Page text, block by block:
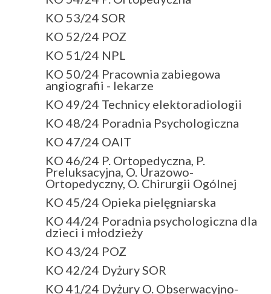
KO 53/24 SOR
KO 52/24 POZ
KO 51/24 NPL
KO 50/24 Pracownia zabiegowa
angiografii - lekarze
KO 49/24 Technicy elektoradiologii
KO 48/24 Poradnia Psychologiczna
KO 47/24 OAIT
KO 46/24 P. Ortopedyczna, P.
Preluksacyjna, O. Urazowo-
Ortopedyczny, O. Chirurgii Ogólnej
KO 45/24 Opieka pielęgniarska
KO 44/24 Poradnia psychologiczna dla
dzieci i młodzieży
KO 43/24 POZ
KO 42/24 Dyżury SOR
KO 41/24 Dyżury O. Obserwacyjno-